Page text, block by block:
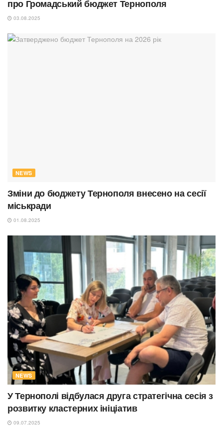
про Громадський бюджет Тернополя
03.08.2025
NEWS
Зміни до бюджету Тернополя внесено на сесії
міськради
01.08.2025
NEWS
У Тернополі відбулася друга стратегічна сесія з
розвитку кластерних ініціатив
09.07.2025